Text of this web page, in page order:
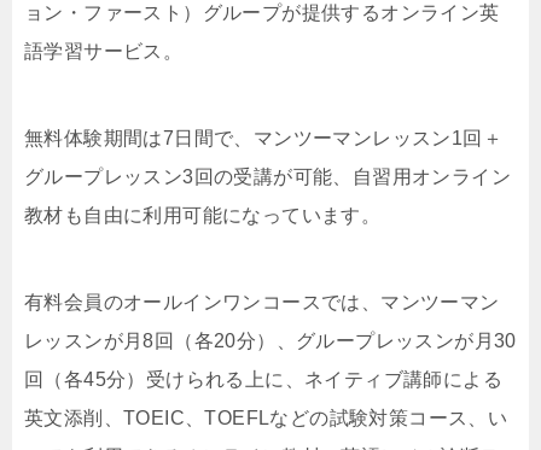
ョン・ファースト）グループが提供するオンライン英
語学習サービス。
無料体験期間は7日間で、マンツーマンレッスン1回＋
グループレッスン3回の受講が可能、自習用オンライン
教材も自由に利用可能になっています。
有料会員のオールインワンコースでは、マンツーマン
レッスンが月8回（各20分）、グループレッスンが月30
回（各45分）受けられる上に、ネイティブ講師による
英文添削、TOEIC、TOEFLなどの試験対策コース、い